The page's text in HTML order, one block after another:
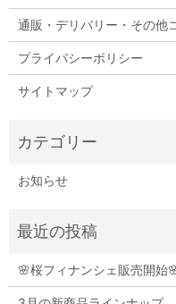
通販・デリバリー・その他
プライバシーポリシー
サイトマップ
お知らせ
🌸桜フィナンシェ販売開始